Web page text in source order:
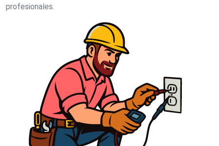
profesionales.